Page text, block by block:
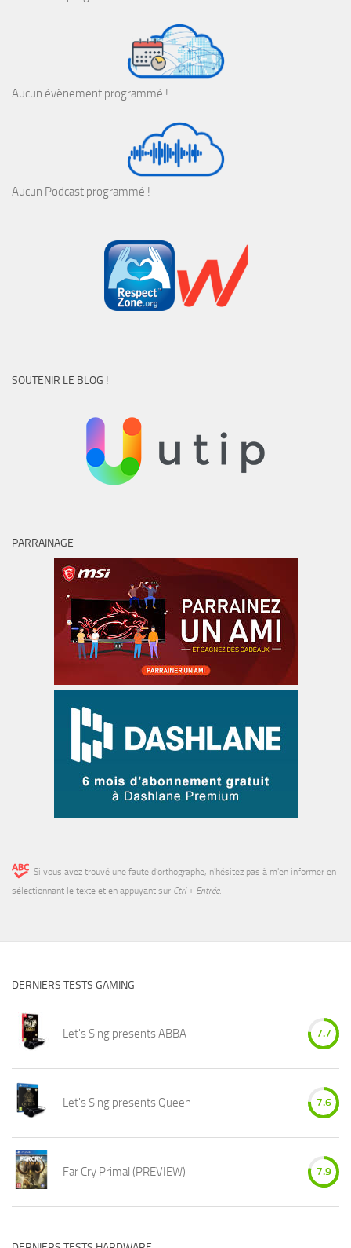
Aucun évènement programmé !
Aucun Podcast programmé !
SOUTENIR LE BLOG !
PARRAINAGE
Si vous avez trouvé une faute d’orthographe, n'hésitez pas à m'en informer en
sélectionnant le texte et en appuyant sur Ctrl + Entrée.
DERNIERS TESTS GAMING
Let's Sing presents ABBA 7.7
Let's Sing presents Queen 7.6
Far Cry Primal (PREVIEW) 7.9